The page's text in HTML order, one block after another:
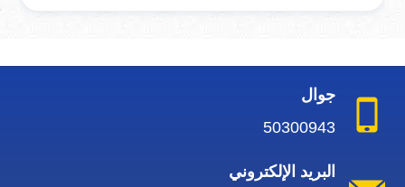
جوال
50300943
البريد الإلكتروني